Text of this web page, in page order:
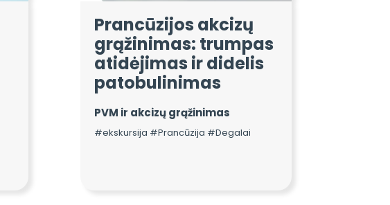
Prancūzijos akcizų
grąžinimas: trumpas
atidėjimas ir didelis
patobulinimas
PVM ir akcizų grąžinimas
#ekskursija #Prancūzija #Degalai